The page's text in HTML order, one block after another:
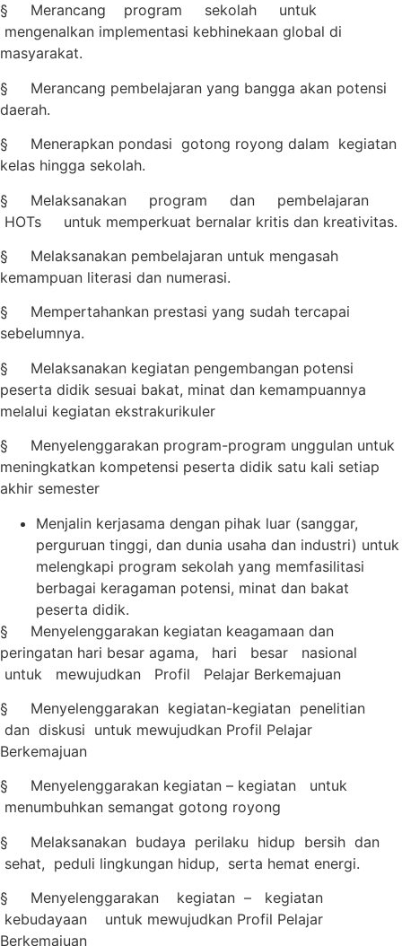
§ Merancang program sekolah untuk
mengenalkan implementasi kebhinekaan global di
masyarakat.
§ Merancang pembelajaran yang bangga akan potensi
daerah.
§ Menerapkan pondasi gotong royong dalam kegiatan
kelas hingga sekolah.
§ Melaksanakan program dan pembelajaran
HOTs untuk memperkuat bernalar kritis dan kreativitas.
§ Melaksanakan pembelajaran untuk mengasah
kemampuan literasi dan numerasi.
§ Mempertahankan prestasi yang sudah tercapai
sebelumnya.
§ Melaksanakan kegiatan pengembangan potensi
peserta didik sesuai bakat, minat dan kemampuannya
melalui kegiatan ekstrakurikuler
§ Menyelenggarakan program-program unggulan untuk
meningkatkan kompetensi peserta didik satu kali setiap
akhir semester
Menjalin kerjasama dengan pihak luar (sanggar,
perguruan tinggi, dan dunia usaha dan industri) untuk
melengkapi program sekolah yang memfasilitasi
berbagai keragaman potensi, minat dan bakat
peserta didik.
§ Menyelenggarakan kegiatan keagamaan dan
peringatan hari besar agama, hari besar nasional
untuk mewujudkan Profil Pelajar Berkemajuan
§ Menyelenggarakan kegiatan-kegiatan penelitian
dan diskusi untuk mewujudkan Profil Pelajar
Berkemajuan
§ Menyelenggarakan kegiatan – kegiatan untuk
menumbuhkan semangat gotong royong
§ Melaksanakan budaya perilaku hidup bersih dan
sehat, peduli lingkungan hidup, serta hemat energi.
§ Menyelenggarakan kegiatan – kegiatan
kebudayaan untuk mewujudkan Profil Pelajar
Berkemajuan